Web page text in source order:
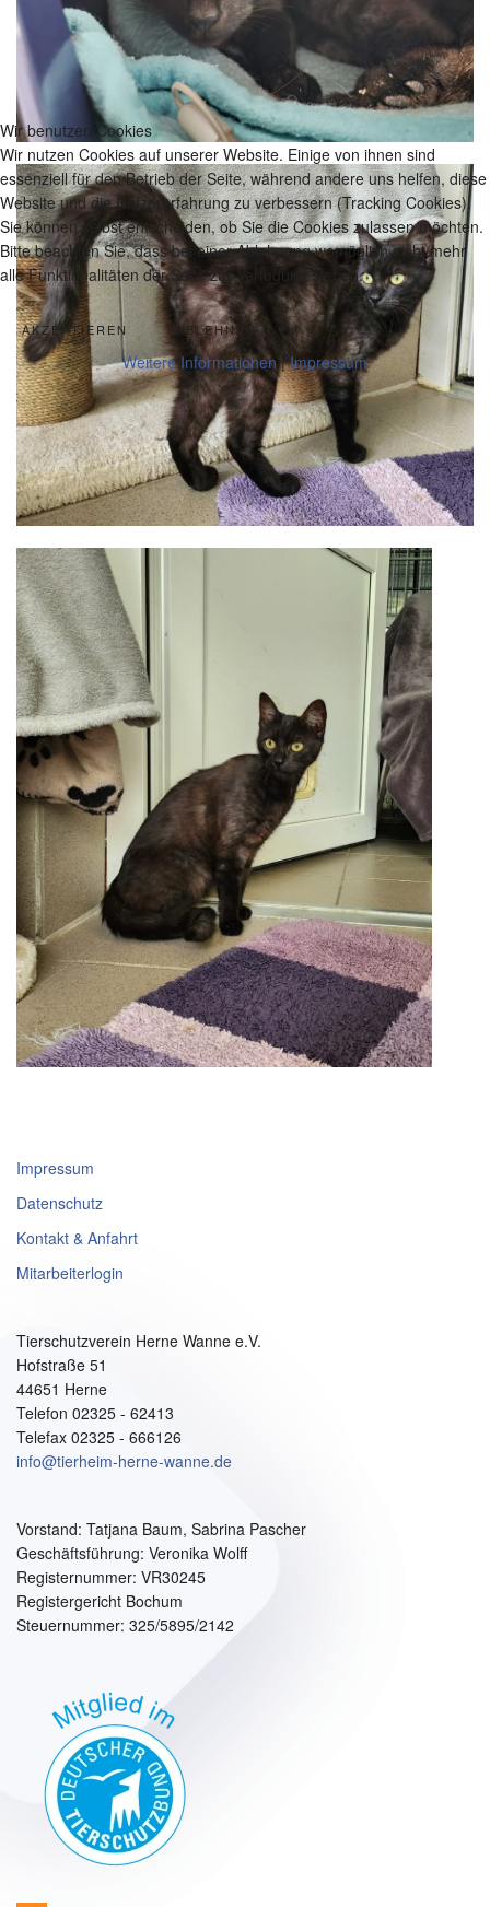
Impressum
Datenschutz
Kontakt & Anfahrt
Mitarbeiterlogin
Tierschutzverein Herne Wanne e.V.
Hofstraße 51
44651 Herne
Telefon 02325 - 62413
Telefax 02325 - 666126
info@tierheim-herne-wanne.de
Vorstand: Tatjana Baum, Sabrina Pascher
Geschäftsführung: Veronika Wolff
Registernummer: VR30245
Registergericht Bochum
Steuernummer: 325/5895/2142
Wir benutzen Cookies
Wir nutzen Cookies auf unserer Website. Einige von ihnen sind
essenziell für den Betrieb der Seite, während andere uns helfen, diese
Website und die Nutzererfahrung zu verbessern (Tracking Cookies).
Sie können selbst entscheiden, ob Sie die Cookies zulassen möchten.
Bitte beachten Sie, dass bei einer Ablehnung womöglich nicht mehr
alle Funktionalitäten der Seite zur Verfügung stehen.
AKZEPTIEREN ABLEHNEN
Weitere Informationen|Impressum